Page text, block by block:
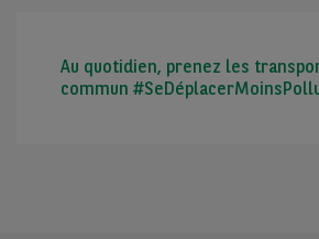
Au quotidien, prenez les
commun